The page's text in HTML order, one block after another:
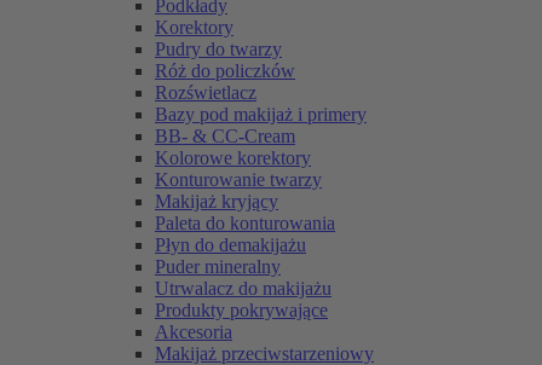
Podkłady
Korektory
Pudry do twarzy
Róż do policzków
Rozświetlacz
Bazy pod makijaż i primery
BB- & CC-Cream
Kolorowe korektory
Konturowanie twarzy
Makijaż kryjący
Paleta do konturowania
Płyn do demakijażu
Puder mineralny
Utrwalacz do makijażu
Produkty pokrywające
Akcesoria
Makijaż przeciwstarzeniowy